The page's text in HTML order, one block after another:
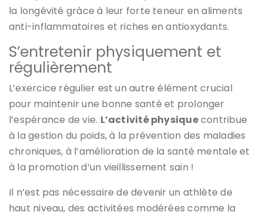
la longévité grâce à leur forte teneur en aliments
anti-inflammatoires et riches en antioxydants.
S’entretenir physiquement et
régulièrement
L’exercice régulier est un autre élément crucial
pour maintenir une bonne santé et prolonger
l’espérance de vie. L’activité physiquecontribue
à la gestion du poids, à la prévention des maladies
chroniques, à l’amélioration de la santé mentale et
à la promotion d’un vieillissement sain !
Il n’est pas nécessaire de devenir un athlète de
haut niveau, des activitées modérées comme la